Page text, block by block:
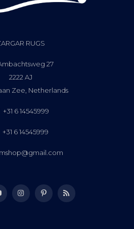
RUGS
27
2222 AJ
Zee, Netherlands
+31 6 14545999
+31 6 14545999